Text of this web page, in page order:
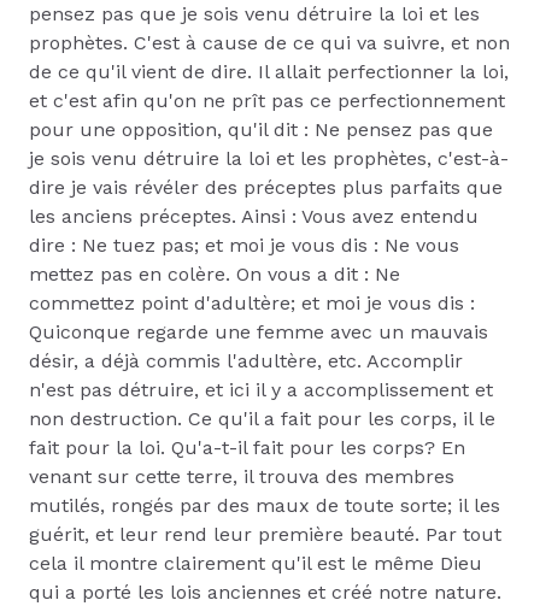
pensez pas que je sois venu détruire la loi et les
prophètes. C'est à cause de ce qui va suivre, et non
de ce qu'il vient de dire. Il allait perfectionner la loi,
et c'est afin qu'on ne prît pas ce perfectionnement
pour une opposition, qu'il dit : Ne pensez pas que
je sois venu détruire la loi et les prophètes, c'est-à-
dire je vais révéler des préceptes plus parfaits que
les anciens préceptes. Ainsi : Vous avez entendu
dire : Ne tuez pas; et moi je vous dis : Ne vous
mettez pas en colère. On vous a dit : Ne
commettez point d'adultère; et moi je vous dis :
Quiconque regarde une femme avec un mauvais
désir, a déjà commis l'adultère, etc. Accomplir
n'est pas détruire, et ici il y a accomplissement et
non destruction. Ce qu'il a fait pour les corps, il le
fait pour la loi. Qu'a-t-il fait pour les corps? En
venant sur cette terre, il trouva des membres
mutilés, rongés par des maux de toute sorte; il les
guérit, et leur rend leur première beauté. Par tout
cela il montre clairement qu'il est le même Dieu
qui a porté les lois anciennes et créé notre nature.